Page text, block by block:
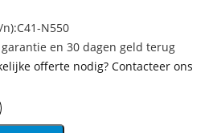
N550
en 30 dagen geld terug
offerte nodig? Contacteer ons